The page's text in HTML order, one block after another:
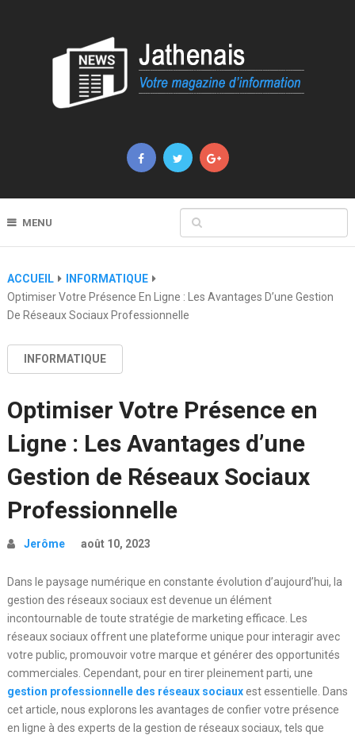
MENU
ACCUEIL
INFORMATIQUE
Optimiser Votre Présence En Ligne : Les Avantages D’une Gestion
De Réseaux Sociaux Professionnelle
INFORMATIQUE
Optimiser Votre Présence en
Ligne : Les Avantages d’une
Gestion de Réseaux Sociaux
Professionnelle
Jerôme août 10, 2023
Dans le paysage numérique en constante évolution d’aujourd’hui, la
gestion des réseaux sociaux est devenue un élément
incontournable de toute stratégie de marketing efficace. Les
réseaux sociaux offrent une plateforme unique pour interagir avec
votre public, promouvoir votre marque et générer des opportunités
commerciales. Cependant, pour en tirer pleinement parti, une
gestion professionnelle des réseaux sociauxest essentielle. Dans
cet article, nous explorons les avantages de confier votre présence
en ligne à des experts de la gestion de réseaux sociaux, tels que